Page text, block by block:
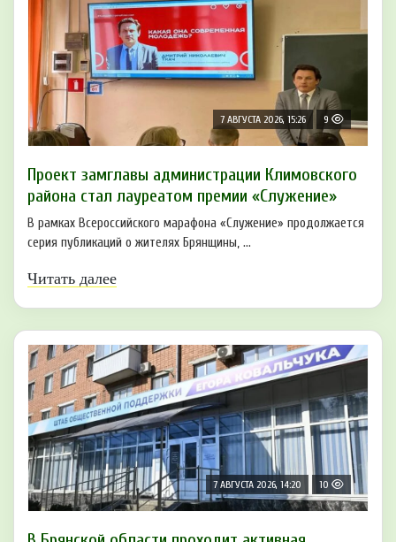
7 АВГУСТА 2026, 15:26 9
Проект замглавы администрации Климовского
района стал лауреатом премии «Служение»
В рамках Всероссийского марафона «Служение» продолжается
серия публикаций о жителях Брянщины, ...
Читать далее
7 АВГУСТА 2026, 14:20 10